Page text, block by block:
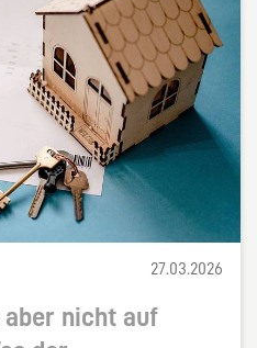
27.03.2026
nicht auf